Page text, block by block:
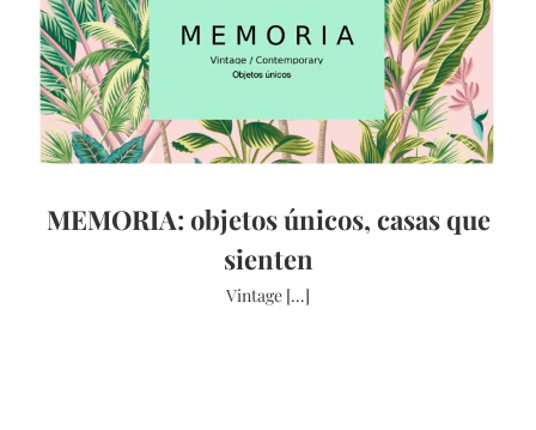
MEMORIA: objetos únicos, casas que
sienten
Vintage [...]